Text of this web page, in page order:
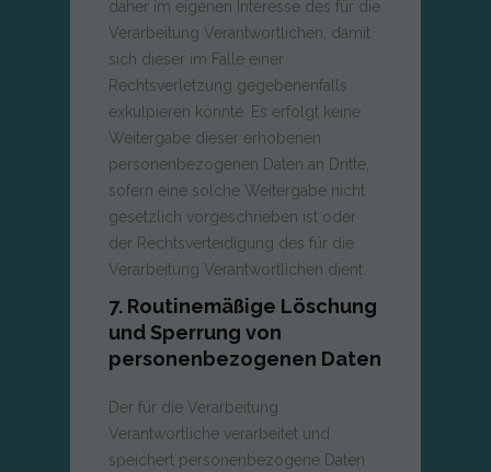
daher im eigenen Interesse des für die
Verarbeitung Verantwortlichen, damit
sich dieser im Falle einer
Rechtsverletzung gegebenenfalls
exkulpieren könnte. Es erfolgt keine
Weitergabe dieser erhobenen
personenbezogenen Daten an Dritte,
sofern eine solche Weitergabe nicht
gesetzlich vorgeschrieben ist oder
der Rechtsverteidigung des für die
Verarbeitung Verantwortlichen dient.
7. Routinemäßige Löschung
und Sperrung von
personenbezogenen Daten
Der für die Verarbeitung
Verantwortliche verarbeitet und
speichert personenbezogene Daten